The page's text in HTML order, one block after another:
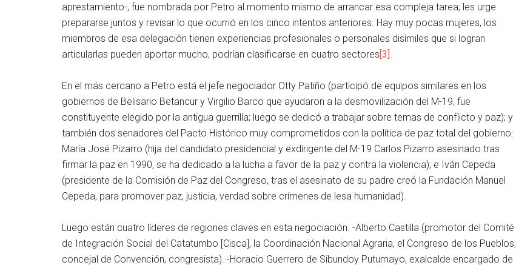
aprestamiento-, fue nombrada por Petro al momento mismo de arrancar esa compleja tarea; les urge
prepararse juntos y revisar lo que ocurrió en los cinco intentos anteriores. Hay muy pocas mujeres, los
miembros de esa delegación tienen experiencias profesionales o personales disímiles que si logran
articularlas pueden aportar mucho, podrían clasificarse en cuatro sectores[3]
En el más cercano a Petro está el jefe negociador Otty Patiño (participó de equipos similares en los
gobiernos de Belisario Betancur y Virgilio Barco que ayudaron a la desmovilización del M-19, fue
constituyente elegido por la antigua guerrilla; luego se dedicó a trabajar sobre temas de conflicto y paz); y
también dos senadores del Pacto Histórico muy comprometidos con la política de paz total del gobierno:
María José Pizarro (hija del candidato presidencial y exdirigente del M-19 Carlos Pizarro asesinado tras
firmar la paz en 1990, se ha dedicado a la lucha a favor de la paz y contra la violencia); e Iván Cepeda
(presidente de la Comisión de Paz del Congreso, tras el asesinato de su padre creó la Fundación Manuel
Cepeda, para promover paz, justicia, verdad sobre crímenes de lesa humanidad).
Luego están cuatro líderes de regiones claves en esta negociación. -Alberto Castilla (promotor del Comité
de Integración Social del Catatumbo [Cisca], la Coordinación Nacional Agraria, el Congreso de los Pueblos,
concejal de Convención, congresista). -Horacio Guerrero de Sibundoy Putumayo, exalcalde encargado de